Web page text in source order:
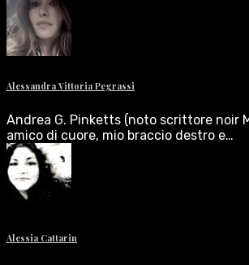
Alessandra Vittoria Pegrassi
Andrea G. Pinketts (noto scrittore noir
amico di cuore, mio braccio destro e…
Alessia Cattarin